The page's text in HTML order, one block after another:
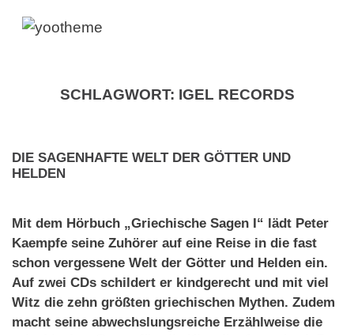
SCHLAGWORT: IGEL RECORDS
DIE SAGENHAFTE WELT DER GÖTTER UND
HELDEN
Mit dem Hörbuch „Griechische Sagen I“ lädt Peter
Kaempfe seine Zuhörer auf eine Reise in die fast
schon vergessene Welt der Götter und Helden ein.
Auf zwei CDs schildert er kindgerecht und mit viel
Witz die zehn größten griechischen Mythen. Zudem
macht seine abwechslungsreiche Erzählweise die